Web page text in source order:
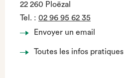
22 260 Ploëzal
Tel. : 02 96 95 62 35
Envoyer un email
Toutes les infos pratiques